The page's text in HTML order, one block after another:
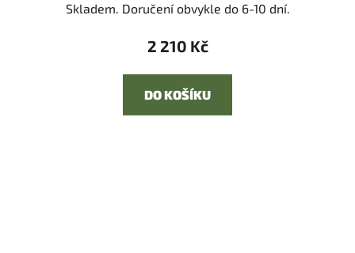
Skladem. Doručení obvykle do 6-10 dní.
2 210 Kč
DO KOŠÍKU